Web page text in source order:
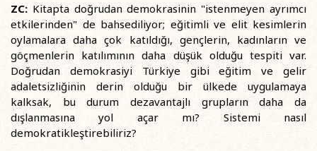
ZC: Kitapta doğrudan demokrasinin "istenmeyen ayrımcı
etkilerinden" de bahsediliyor; eğitimli ve elit kesimlerin
oylamalara daha çok katıldığı, gençlerin, kadınların ve
göçmenlerin katılımının daha düşük olduğu tespiti var.
Doğrudan demokrasiyi Türkiye gibi eğitim ve gelir
adaletsizliğinin derin olduğu bir ülkede uygulamaya
kalksak, bu durum dezavantajlı grupların daha da
dışlanmasına yol açar mı? Sistemi nasıl
demokratikleştirebiliriz?